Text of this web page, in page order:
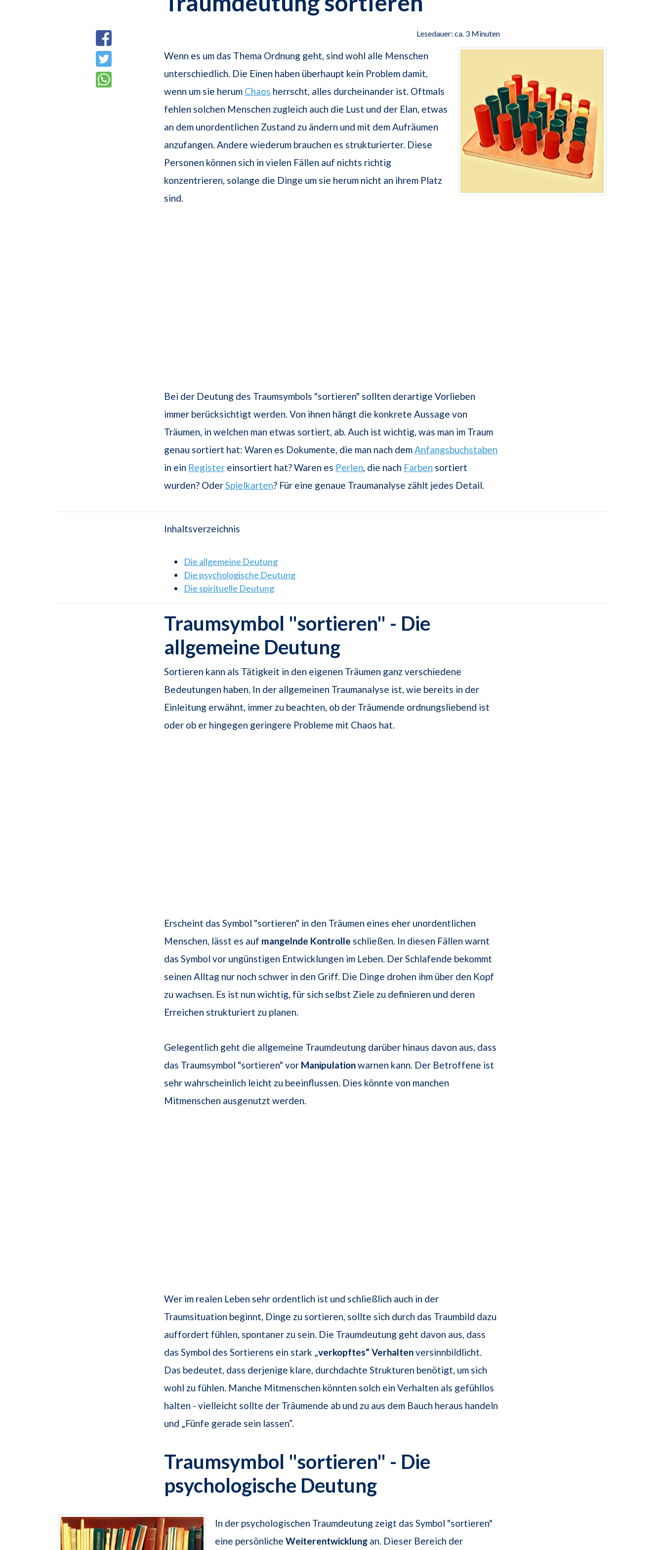
Lesedauer: ca. 3 Minuten
Wenn es um das Thema Ordnung geht, sind wohl alle Menschen
unterschiedlich. Die Einen haben überhaupt kein Problem damit,
wenn um sie herum Chaos herrscht, alles durcheinander ist. Oftmals
fehlen solchen Menschen zugleich auch die Lust und der Elan, etwas
an dem unordentlichen Zustand zu ändern und mit dem Aufräumen
anzufangen. Andere wiederum brauchen es strukturierter. Diese
Personen können sich in vielen Fällen auf nichts richtig
konzentrieren, solange die Dinge um sie herum nicht an ihrem Platz
sind.
Bei der Deutung des Traumsymbols "sortieren" sollten derartige Vorlieben
immer berücksichtigt werden. Von ihnen hängt die konkrete Aussage von
Träumen, in welchen man etwas sortiert, ab. Auch ist wichtig, was man im Traum
genau sortiert hat: Waren es Dokumente, die man nach demAnfangsbuchstaben
in ein Register einsortiert hat? Waren es Perlen, die nach Farben sortiert
wurden? OderSpielkarten? Für eine genaue Traumanalyse zählt jedes Detail.
Inhaltsverzeichnis
Die allgemeine Deutung
Die psychologische Deutung
Die spirituelle Deutung
Traumsymbol "sortieren" - Die
allgemeine Deutung
Sortieren kann als Tätigkeit in den eigenen Träumen ganz verschiedene
Bedeutungen haben. In der allgemeinen Traumanalyse ist, wie bereits in der
Einleitung erwähnt, immer zu beachten, ob der Träumende ordnungsliebend ist
oder ob er hingegen geringere Probleme mit Chaos hat.
Erscheint das Symbol "sortieren" in den Träumen eines eher unordentlichen
Menschen, lässt es auf mangelnde Kontrolle schließen. In diesen Fällen warnt
das Symbol vor ungünstigen Entwicklungen im Leben. Der Schlafende bekommt
seinen Alltag nur noch schwer in den Griff. Die Dinge drohen ihm über den Kopf
zu wachsen. Es ist nun wichtig, für sich selbst Ziele zu definieren und deren
Erreichen strukturiert zu planen.
Gelegentlich geht die allgemeine Traumdeutung darüber hinaus davon aus, dass
das Traumsymbol "sortieren" vor Manipulationwarnen kann. Der Betroffene ist
sehr wahrscheinlich leicht zu beeinflussen. Dies könnte von manchen
Mitmenschen ausgenutzt werden.
Wer im realen Leben sehr ordentlich ist und schließlich auch in der
Traumsituation beginnt, Dinge zu sortieren, sollte sich durch das Traumbild dazu
auffordert fühlen, spontaner zu sein. Die Traumdeutung geht davon aus, dass
das Symbol des Sortierens ein stark „verkopftes“ Verhaltenversinnbildlicht.
Das bedeutet, dass derjenige klare, durchdachte Strukturen benötigt, um sich
wohl zu fühlen. Manche Mitmenschen könnten solch ein Verhalten als gefühllos
halten - vielleicht sollte der Träumende ab und zu aus dem Bauch heraus handeln
und „Fünfe gerade sein lassen“.
Traumsymbol "sortieren" - Die
psychologische Deutung
In der psychologischen Traumdeutung zeigt das Symbol "sortieren"
eine persönliche Weiterentwicklung an. Dieser Bereich der